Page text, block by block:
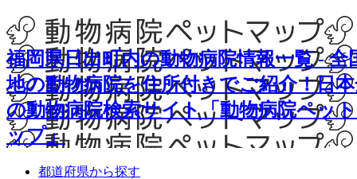
福岡県日出町内の動物病院情報一覧 - 全
地の動物病院を住所付きでご紹介！日
の動物病院検索サイト「動物病院ペッ
ップ」
都道府県から探す